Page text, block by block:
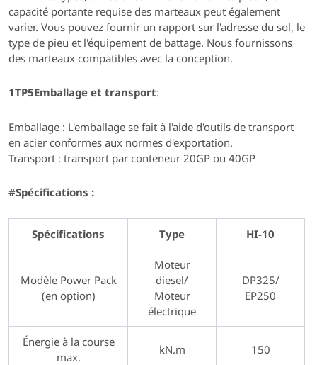
capacité portante requise des marteaux peut également
varier. Vous pouvez fournir un rapport sur l'adresse du sol, le
type de pieu et l'équipement de battage. Nous fournissons
des marteaux compatibles avec la conception.
1TP5Emballage et transport:
Emballage : L'emballage se fait à l'aide d'outils de transport
en acier conformes aux normes d'exportation.
Transport : transport par conteneur 20GP ou 40GP
#Spécifications :
Spécifications Type HI-10
Modèle Power Pack
(en option)
Moteur
diesel/
Moteur
électrique
DP325/
EP250
Énergie à la course
max.
kN.m 150